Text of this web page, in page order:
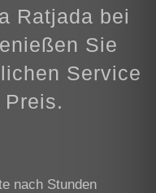
Ratjada bei
Sie
Service
nach Stunden